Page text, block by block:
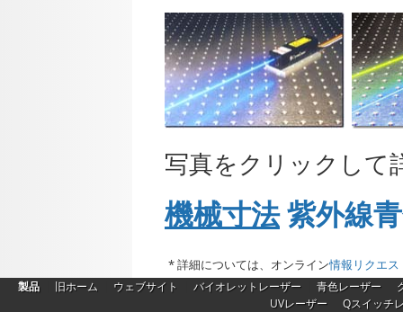
写真をクリックして
機械寸法紫外線
* 詳細については、オンライン情報リクエ
製品 旧ホーム ウェブサイト バイオレットレーザー 青色レーザー
UVレーザー
Qスイッチ